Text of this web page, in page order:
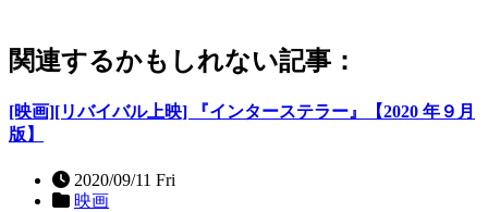
関連するかもしれない記事：
[映画][リバイバル上映] 『インターステラー』【2020 年９月
版】
2020/09/11 Fri
映画